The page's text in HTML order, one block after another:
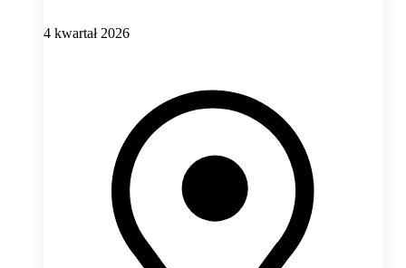
4 kwartał 2026